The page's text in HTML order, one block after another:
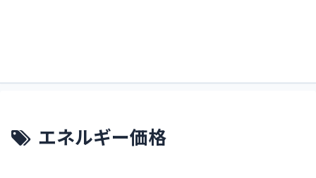
エネルギー価格